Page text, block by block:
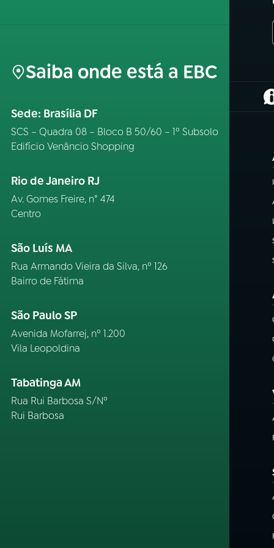
Saiba onde está a EBC
Sede: Brasília DF
SCS – Quadra 08 – Bloco B 50/60 – 1º Subsolo
Edifício Venâncio Shopping
Rio de Janeiro RJ
Av. Gomes Freire, n° 474
Centro
São Luís MA
Rua Armando Vieira da Silva, nº 126
Bairro de Fátima
São Paulo SP
Avenida Mofarrej, nº 1.200
Vila Leopoldina
Tabatinga AM
Rua Rui Barbosa S/Nº
Rui Barbosa